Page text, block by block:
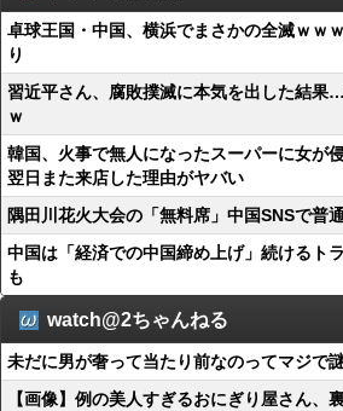
卓球王国・中国、横浜でまさかの全滅ｗｗ
り
習近平さん、腐敗撲滅に本気を出した結果
ｗ
韓国、火事で無人になったスーパーに女
翌日また来店した理由がヤバい
隅田川花火大会の「無料席」中国SNSで普
中国は「経済での中国締め上げ」続けるト
も
watch@2ちゃんねる
未だに男が奢って当たり前なのってマジで
【画像】例の美人すぎるおにぎり屋さん、